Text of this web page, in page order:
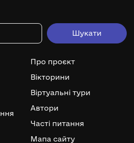
Про проєкт
Вікторини
Віртуальні тури
Автори
Часті питання
Мапа сайту